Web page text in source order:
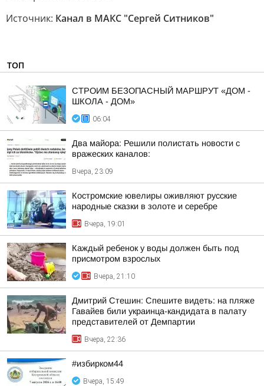
Источник: Канал в МАКС "Сергей Ситников"
ТОП
СТРОИМ БЕЗОПАСНЫЙ МАРШРУТ «ДОМ -
ШКОЛА - ДОМ»
06:04
Два майора: Решили полистать новости с
вражеских каналов:
Вчера, 23:09
Костромские ювелиры оживляют русские
народные сказки в золоте и серебре
Вчера, 19:01
Каждый ребенок у воды должен быть под
присмотром взрослых
Вчера, 21:10
Дмитрий Стешин: Спешите видеть: на пляже
Гавайев били украинца-кандидата в палату
представителей от Демпартии
Вчера, 22:36
#избирком44
Вчера, 15:49